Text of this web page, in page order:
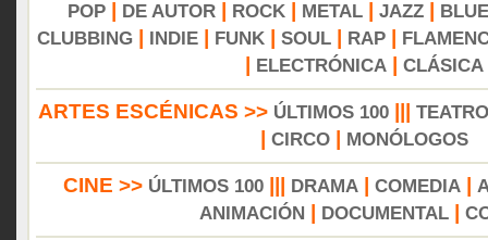
POP
DE AUTOR ROCK METAL JAZZ
CLUBBING
INDIE FUNK SOUL RAP
ELECTRÓNICA CLÁSICA
ARTES ESCÉNICAS >> ÚLTIMOS 100||| TEATRO
CIRCO MONÓLOGOS
CINE >> ÚLTIMOS 100 DRAMA COMEDIA
ANIMACIÓN
DOCUMENTAL|